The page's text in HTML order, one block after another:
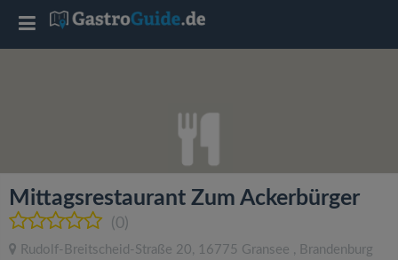
Mittagsrestaurant Zum Ackerbürger
(0)
Rudolf-Breitscheid-Straße 20, 16775 Gransee , Brandenburg
T
l